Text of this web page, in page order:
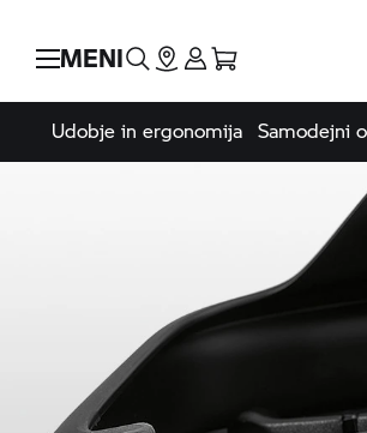
MENI
Udobje in ergonomija Samodejni